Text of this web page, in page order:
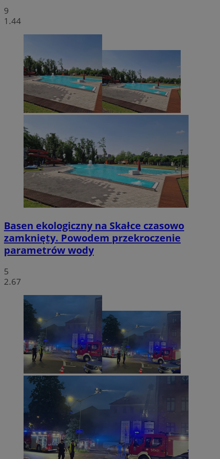
9
1.44
Basen ekologiczny na Skałce czasowo
zamknięty. Powodem przekroczenie
parametrów wody
5
2.67